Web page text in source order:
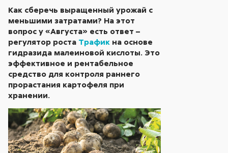
Как сберечь выращенный урожай с
меньшими затратами? На этот
вопрос у «Августа» есть ответ –
регулятор роста Трафик на основе
гидразида малеиновой кислоты. Это
эффективное и рентабельное
средство для контроля раннего
прорастания картофеля при
хранении.